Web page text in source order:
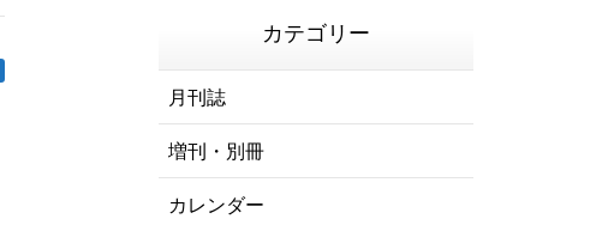
カテゴリー
月刊誌
増刊・別冊
カレンダー